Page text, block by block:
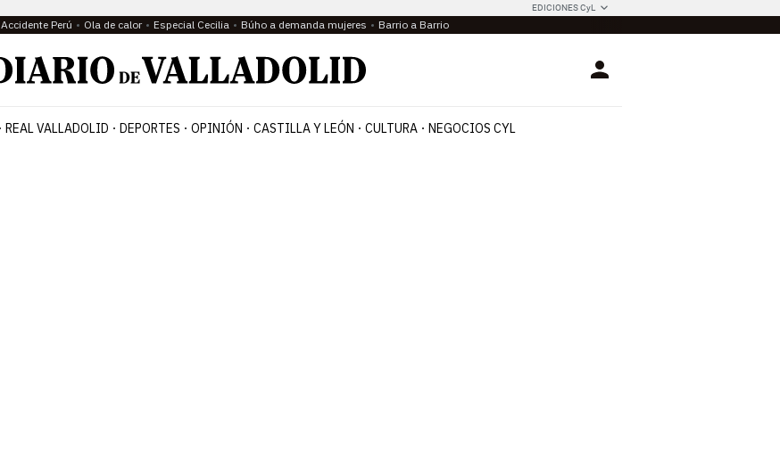
EDICIONES CyL
Accidente Perú Ola de calor Especial Cecilia Búho a demanda mujeres Barrio a Barrio
Login
REAL VALLADOLID DEPORTES OPINIÓN CASTILLA Y LEÓN CULTURA NEGOCIOS CYL